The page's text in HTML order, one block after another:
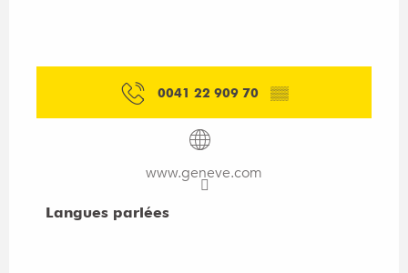
0041 22 909 70 ▒▒
www.geneve.com
Langues parlées
Langues parlées